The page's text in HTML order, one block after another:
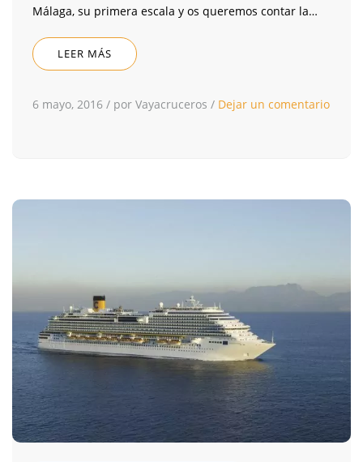
Málaga, su primera escala y os queremos contar la…
LEER MÁS
6 mayo, 2016 / por Vayacruceros / Dejar un comentario